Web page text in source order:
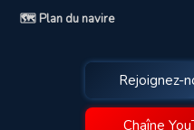
🗺️ Plan du navire
Rejoignez-
Chaîne